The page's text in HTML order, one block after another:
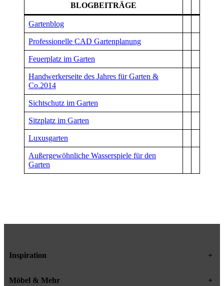
BLOGBEITRÄGE
Gartenblog
Professionelle CAD Gartenplanung
Feuerplatz im Garten
Handwerkerseite des Jahres für Garten &
Co.2014
Sichtschutz im Garten
Sitzplatz im Garten
Luxusgarten
Außergewöhnliche Wasserspiele für den
Garten
Inspiration +
Möbel & Mehr +